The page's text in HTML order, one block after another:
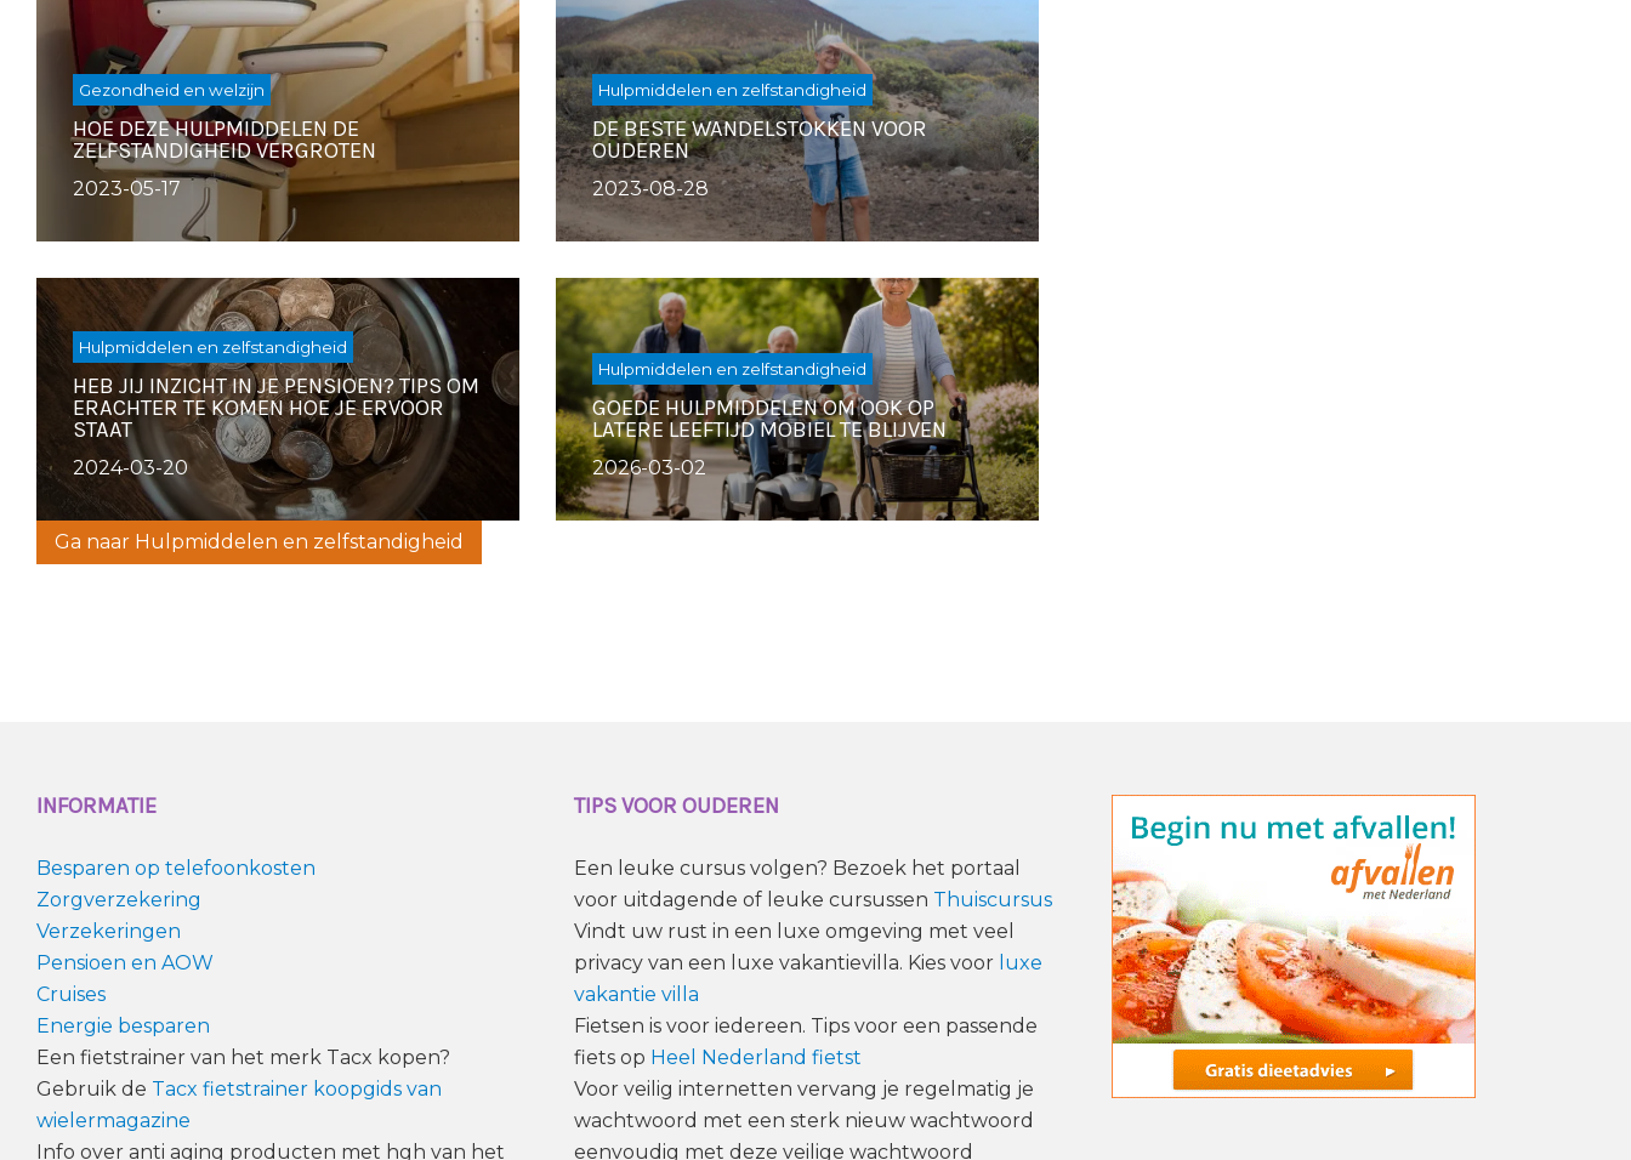
Gezondheid en welzijn
HOE DEZE HULPMIDDELEN DE
ZELFSTANDIGHEID VERGROTEN
2023-05-17
Hulpmiddelen en zelfstandigheid
DE BESTE WANDELSTOKKEN VOOR
OUDEREN
2023-08-28
Hulpmiddelen en zelfstandigheid
HEB JIJ INZICHT IN JE PENSIOEN? TIPS OM
ERACHTER TE KOMEN HOE JE ERVOOR
STAAT
2024-03-20
Hulpmiddelen en zelfstandigheid
GOEDE HULPMIDDELEN OM OOK OP
LATERE LEEFTIJD MOBIEL TE BLIJVEN
2026-03-02
Ga naar Hulpmiddelen en zelfstandigheid
INFORMATIE
Besparen op telefoonkosten
Zorgverzekering
Verzekeringen
Pensioen en AOW
Cruises
Energie besparen
Een fietstrainer van het merk Tacx kopen?
Gebruik de Tacx fietstrainer koopgids van
wielermagazine
Info over anti aging producten met hgh van het
TIPS VOOR OUDEREN
Een leuke cursus volgen? Bezoek het portaal
voor uitdagende of leuke cursussen Thuiscursus
Vindt uw rust in een luxe omgeving met veel
privacy van een luxe vakantievilla. Kies voor luxe
vakantie villa
Fietsen is voor iedereen. Tips voor een passende
fiets op Heel Nederland fietst
Voor veilig internetten vervang je regelmatig je
wachtwoord met een sterk nieuw wachtwoord
eenvoudig met deze veilige wachtwoord